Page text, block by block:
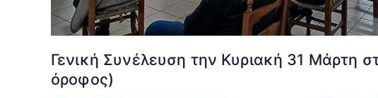
Γενική Συνέλευση την Κυριακή 31 Μάρτη
όροφος)